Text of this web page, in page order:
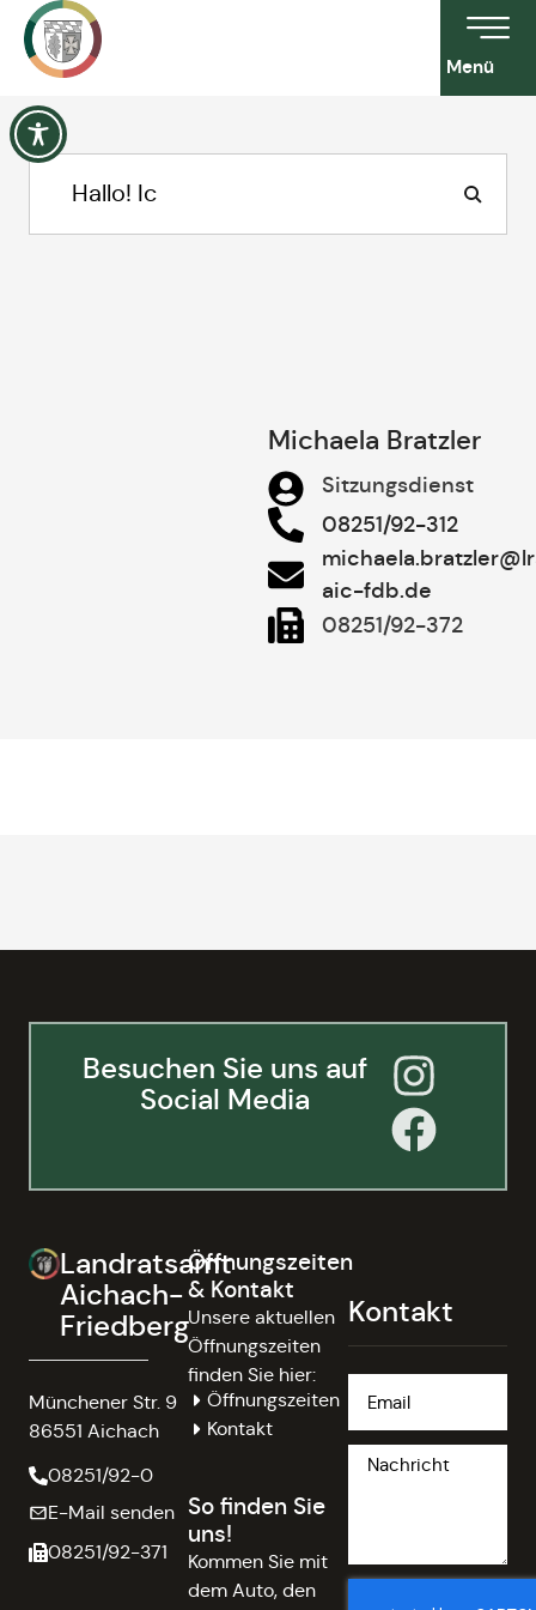
Menü
Michaela Bratzler
Sitzungsdienst
08251/92-312
aic-fdb.de
08251/92-372
Besuchen Sie uns auf
Social Media
Landratsamt
Aichach-
Friedberg
Münchener Str. 9
86551 Aichach
08251/92-0
E-Mail senden
08251/92-371
Öffnungszeiten
& Kontakt
Unsere aktuellen
Öffnungszeiten
finden Sie hier:
Öffnungszeiten
Kontakt
So finden Sie
uns!
Kommen Sie mit
dem Auto, den
Kontakt